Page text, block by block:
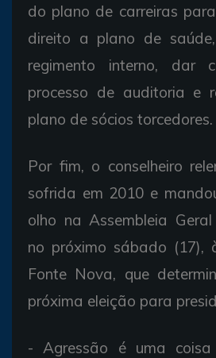
do plano de carreiras
direito a plano de
regimento interno, dar
processo de auditoria e
plano de sócios torcedores.
Por fim, o conselheiro
sofrida em 2010 e
olho na Assembleia
no próximo sábado (17),
Fonte Nova, que
próxima eleição para
- Agressão é uma